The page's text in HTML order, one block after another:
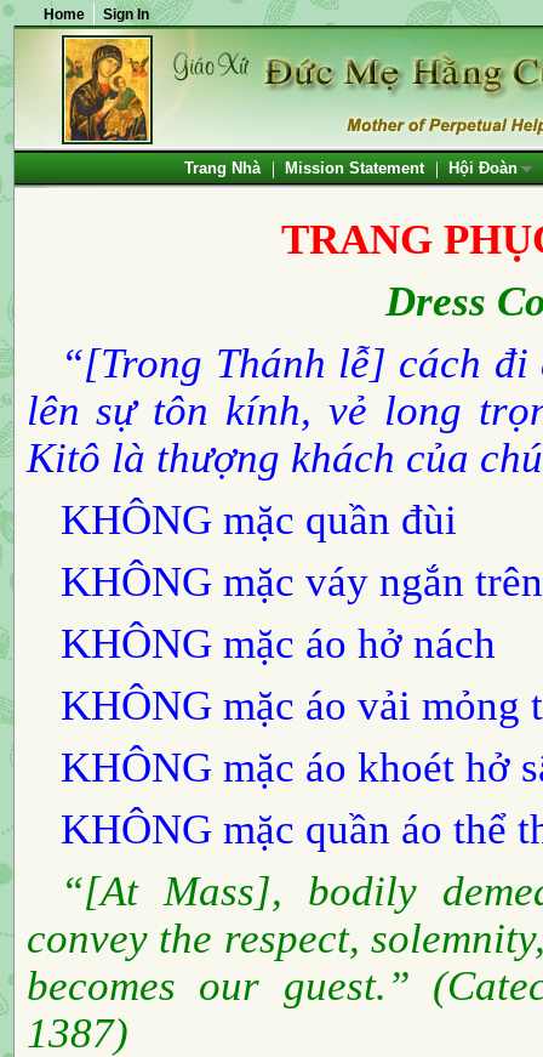
Home Sign In
Trang Nhà Mission Statement Hội Đoàn
TRANG
Dress
“[Trong Thánh lễ] cách
lên sự tôn kính, vẻ long
Kitô là thượng khách của
KHÔNG mặc quần đùi
KHÔNGmặc váy ngắn
KHÔNG mặc áo hở nách
KHÔNGmặc áo vải mỏng
KHÔNGmặc áo khoét hở
KHÔNGmặc quần áo thể
“[At Mass], bodily
convey the respect,
becomes our guest.”
1387)